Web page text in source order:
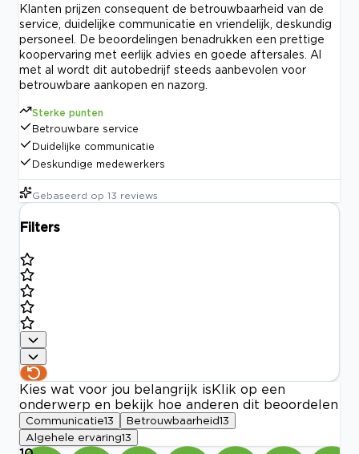
Klanten prijzen consequent de betrouwbaarheid van de
service, duidelijke communicatie en vriendelijk, deskundig
personeel. De beoordelingen benadrukken een prettige
koopervaring met eerlijk advies en goede aftersales. Al
met al wordt dit autobedrijf steeds aanbevolen voor
betrouwbare aankopen en nazorg.
Sterke punten
Betrouwbare service
Duidelijke communicatie
Deskundige medewerkers
Gebaseerd op 13 reviews
Filters
Kies wat voor jou belangrijk is Klik op een
onderwerp en bekijk hoe anderen dit beoordelen
Communicatie13 Betrouwbaarheid13
Algehele ervaring13